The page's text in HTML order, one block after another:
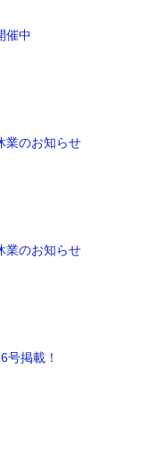
催中
業のお知らせ
業のお知らせ
号掲載！